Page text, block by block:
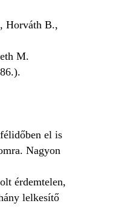
Horváth B.,
M.
el is
Nagyon
érdemtelen,
lelkesítő